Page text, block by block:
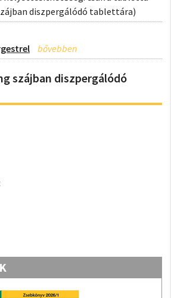
diszpergálódó tablettára)
szájban diszpergálódó